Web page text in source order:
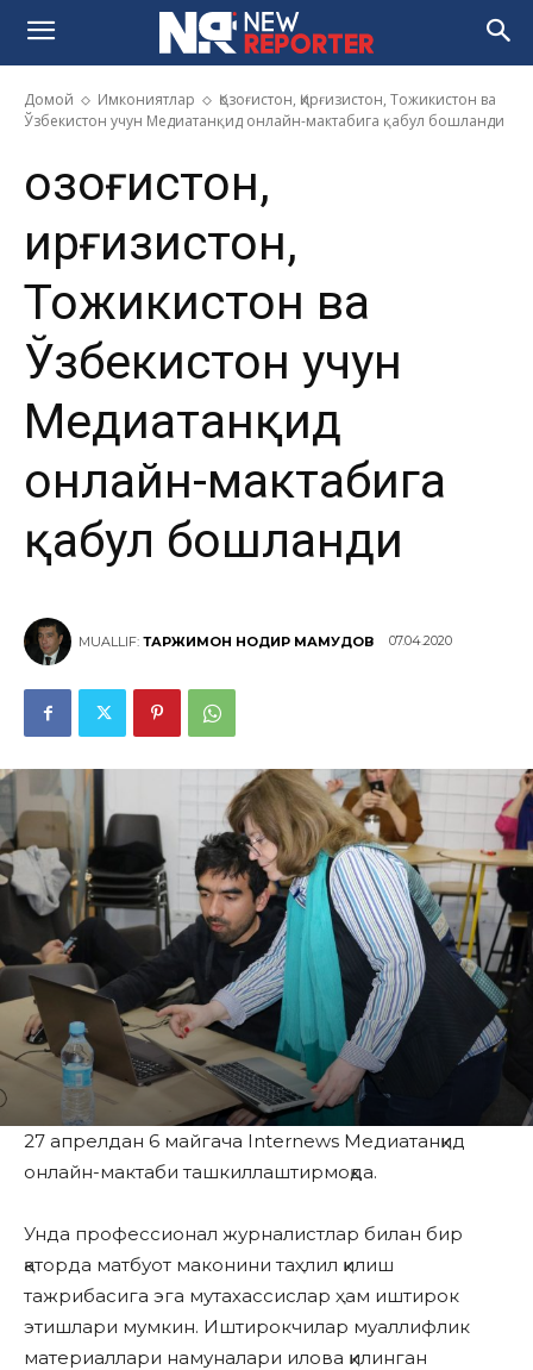
Домой Имкониятлар
Қозоғистон, Қирғизистон, Тожикистон ва
Ўзбекистон учун Медиатанқид онлайн-мактабига қабул бошланди
Қозоғистон,
Қирғизистон,
Тожикистон ва
Ўзбекистон учун
Медиатанқид
онлайн-мактабига
қабул бошланди
MUALLIF: ТАРЖИМОН НОДИР МАҲМУДОВ 07.04.2020
27 апрелдан 6 майгача Internews Медиатанқид
онлайн-мактаби ташкиллаштирмоқда.
Унда профессионал журналистлар билан бир
қаторда матбуот маконини таҳлил қилиш
тажрибасига эга мутахассислар ҳам иштирок
этишлари мумкин. Иштирокчилар муаллифлик
материаллари намуналари илова қилинган